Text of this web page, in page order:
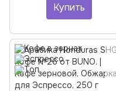
Купить